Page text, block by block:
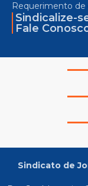
Requerimento de
Sindicalize-
Fale
Sindicato de